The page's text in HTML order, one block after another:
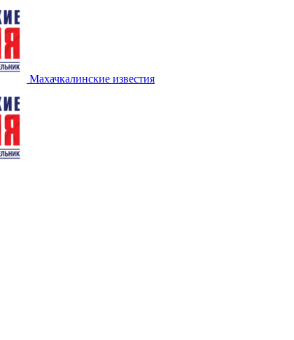
Махачкалинские известия